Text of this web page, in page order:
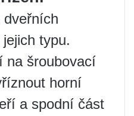
dveřních
typu.
na šroubovací
horní
a spodní část